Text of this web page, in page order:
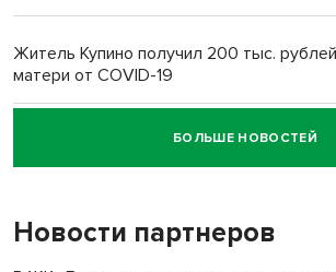
Житель Купино получил 200 тыс.
матери от COVID-19
Новосибирский суд наказал водителя за
пенсионерки на вокзале
«Мы живём на пастбище!»: в
терроризируют жителей
БОЛЬШЕ НОВОСТЕЙ
Новости партнеров